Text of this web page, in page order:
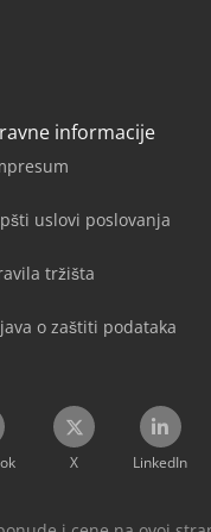
informacije
uslovi poslovanja
tržišta
o zaštiti podataka
X LinkedIn